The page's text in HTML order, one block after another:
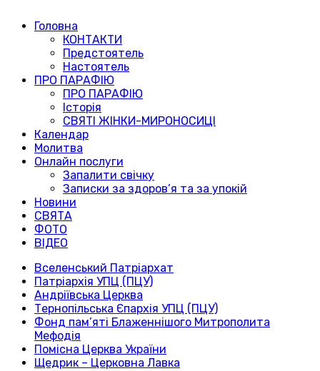
Головна
КОНТАКТИ
Предстоятель
Настоятель
ПРО ПАРАФІЮ
ПРО ПАРАФІЮ
Історія
СВЯТІ ЖІНКИ-МИРОНОСИЦІ
Календар
Молитва
Онлайн послуги
Запалити свічку
Записки за здоров’я та за упокій
Новини
СВЯТА
ФОТО
ВІДЕО
Вселенський Патріархат
Патріархія УПЦ (ПЦУ)
Андріївська Церква
Тернопільська Єпархія УПЦ (ПЦУ)
Фонд пам’яті Блаженнішого Митрополита
Мефодія
Помісна Церква України
Щедрик – Церковна Лавка